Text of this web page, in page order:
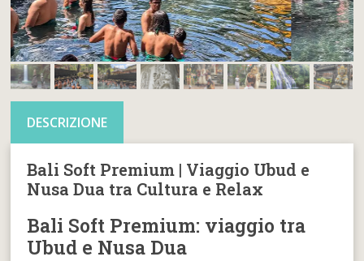
DESCRIZIONE
Bali Soft Premium | Viaggio Ubud e
Nusa Dua tra Cultura e Relax
Bali Soft Premium: viaggio tra
Ubud e Nusa Dua